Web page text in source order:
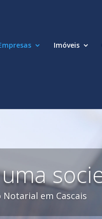
Imóveis
em Cascais